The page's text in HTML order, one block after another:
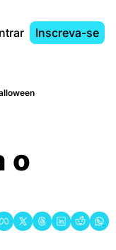
Inscreva-se
o